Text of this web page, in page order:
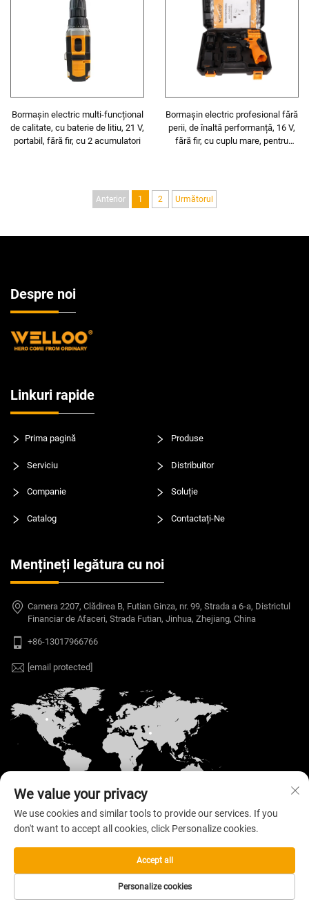
Bormașin electric multi-funcțional
de calitate, cu baterie de litiu, 21 V,
portabil, fără fir, cu 2 acumulatori
Bormașin electric profesional fără
perii, de înaltă performanță, 16 V,
fără fir, cu cuplu mare, pentru
Anterior 1 2 Următorul
Despre noi
Linkuri rapide
Prima pagină Produse
Serviciu Distribuitor
Companie Soluție
Catalog Contactați-Ne
Mențineți legătura cu noi
Camera 2207, Clădirea B, Futian Ginza, nr. 99, Strada a 6-a, Districtul
Financiar de Afaceri, Strada Futian, Jinhua, Zhejiang, China
+86-13017966766
[email protected]
Copyright © 2026 Welloo Electronic Technology Co.,
Ltd. Toate drepturile rezervate. —Politica de
confidențialitate
We value your privacy
We use cookies and similar tools to provide our services. If you
don't want to accept all cookies, click Personalize cookies.
Personalize cookies
Accept all